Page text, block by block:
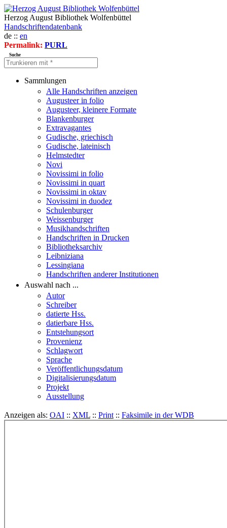
Herzog August Bibliothek Wolfenbüttel
Handschriftendatenbank
de :: en
Permalink: PURL
Suche
Sammlungen
Alle Handschriften anzeigen
Augusteer in folio
Augusteer, kleinere Formate
Blankenburger
Extravagantes
Gudische, griechisch
Gudische, lateinisch
Helmstedter
Novi
Novissimi in folio
Novissimi in quart
Novissimi in oktav
Novissimi in duodez
Schulenburger
Weissenburger
Musikhandschriften
Handschriften in Drucken
Bibliotheksarchiv
Leibniziana
Lessingiana
Handschriften anderer Institutionen
Auswahl nach ...
Autor
Schreiber
datierte Hss.
datierbare Hss.
Entstehungsort
Provenienz
Schlagwort
Sprache
Veröffentlichungsdatum
Digitalisierungsdatum
Projekt
Ausstellung
Anzeigen als: OAI :: XML :: Print :: Faksimile in der WDB